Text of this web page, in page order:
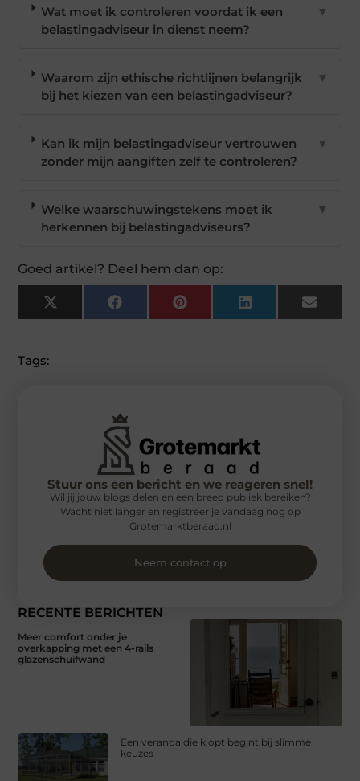
Wat moet ik controleren voordat ik een
belastingadviseur in dienst neem?
▼
Waarom zijn ethische richtlijnen belangrijk
bij het kiezen van een belastingadviseur?
▼
Kan ik mijn belastingadviseur vertrouwen
zonder mijn aangiften zelf te controleren?
▼
Welke waarschuwingstekens moet ik
herkennen bij belastingadviseurs?
▼
Goed artikel? Deel hem dan op:
X
(Twitter)
FacebookPinterest LinkedIn Email
Tags:
RECENTE BERICHTEN
Meer comfort onder je
overkapping met een 4-rails
glazenschuifwand
Een veranda die klopt begint bij slimme
keuzes
Stuur ons een bericht en we reageren snel!
Wil jij jouw blogs delen en een breed publiek bereiken?
Wacht niet langer en registreer je vandaag nog op
Grotemarktberaad.nl
Neem contact op